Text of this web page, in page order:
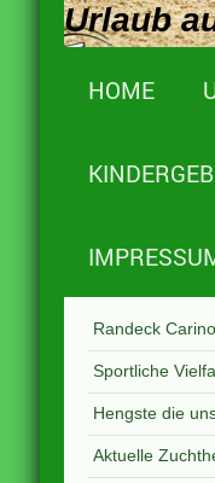
Urlaub
HOME
Randeck Carino
Sportliche
Hengste die
Aktuelle